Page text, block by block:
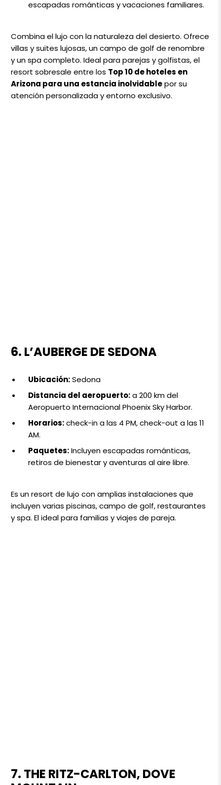
escapadas románticas y vacaciones familiares.
Combina el lujo con la naturaleza del desierto. Ofrece
villas y suites lujosas, un campo de golf de renombre
y un spa completo. Ideal para parejas y golfistas, el
resort sobresale entre los Top 10 de hoteles en
Arizona para una estancia inolvidablepor su
atención personalizada y entorno exclusivo.
6. L’AUBERGE DE SEDONA
Ubicación:Sedona
Distancia del aeropuerto:a 200 km del
Aeropuerto Internacional Phoenix Sky Harbor.
Horarios:check-in a las 4 PM, check-out a las 11
AM.
Paquetes:Incluyen escapadas románticas,
retiros de bienestar y aventuras al aire libre.
Es un resort de lujo con amplias instalaciones que
incluyen varias piscinas, campo de golf, restaurantes
y spa. El ideal para familias y viajes de pareja.
7. THE RITZ-CARLTON, DOVE